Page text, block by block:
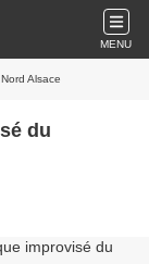
MENU
Alsace
du